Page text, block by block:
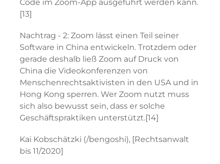
Code im Zoom-App ausgeführt werden kann.
[13]
Nachtrag - 2: Zoom lässt einen Teil seiner
Software in China entwickeln. Trotzdem oder
gerade deshalb ließ Zoom auf Druck von
China die Videokonferenzen von
Menschenrechtsaktivisten in den USA und in
Hong Kong sperren. Wer Zoom nutzt muss
sich also bewusst sein, dass er solche
Geschäftspraktiken unterstützt.[14]
Kai Kobschätzki (/bengoshi), [Rechtsanwalt
bis 11/2020]